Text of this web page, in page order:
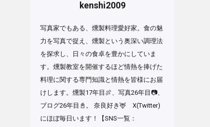
kenshi2009
写真家でもある、燻製料理愛好家。食の魅
力を写真で捉え、燻製という奥深い調理法
を探求し、日々の食卓を豊かにしていま
す。燻製教室を開催するほど情熱を捧げた
料理に関する専門知識と情熱を皆様にお届
けします。燻製17年目🍖、写真26年目📷、
ブログ26年目📓。 奈良好き🦌 X(Twitter)
にほぼ毎日います！【SNS一覧：